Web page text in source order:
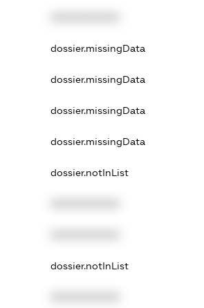
dossier.missingData
dossier.missingData
dossier.missingData
dossier.missingData
dossier.notInList
dossier.notInList